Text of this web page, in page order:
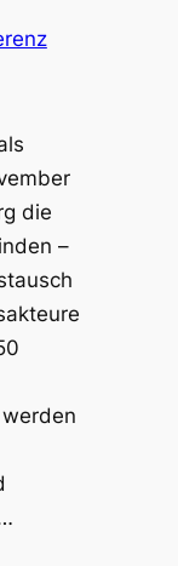
die
–